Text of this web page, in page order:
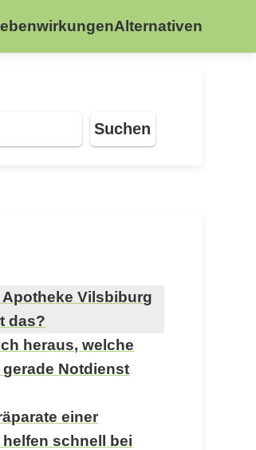
Alternativen
Suchen
Vilsbiburg
das?
heraus, welche
Notdienst
einer
schnell bei